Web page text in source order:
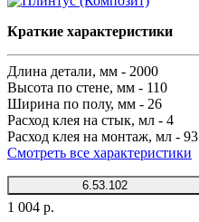
Краткие характеристики
Длина детали, мм - 2000
Высота по стене, мм - 110
Ширина по полу, мм - 26
Расход клея на стык, мл - 4
Расход клея на монтаж, мл - 93
Смотреть все характеристики
6.53.102
1 004 р.